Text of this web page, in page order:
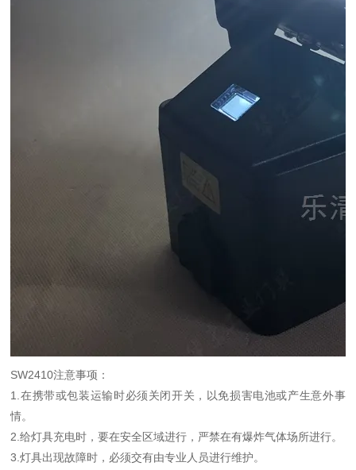
SW2410注意事项：
1.在携带或包装运输时必须关闭开关，以免损害电池或产生意外事
情。
2.给灯具充电时，要在安全区域进行，严禁在有爆炸气体场所进行。
3.灯具出现故障时，必须交有由专业人员进行维护。